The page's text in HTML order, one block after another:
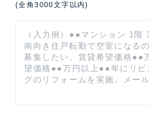
(全角3000文字以内)